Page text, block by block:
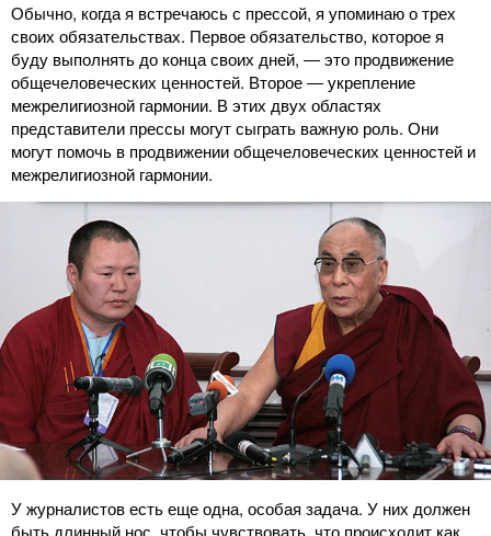
Обычно, когда я встречаюсь с прессой, я упоминаю о трех
своих обязательствах. Первое обязательство, которое я
буду выполнять до конца своих дней, ― это продвижение
общечеловеческих ценностей. Второе ― укрепление
межрелигиозной гармонии. В этих двух областях
представители прессы могут сыграть важную роль. Они
могут помочь в продвижении общечеловеческих ценностей и
межрелигиозной гармонии.
У журналистов есть еще одна, особая задача. У них должен
быть длинный нос, чтобы чувствовать, что происходит как